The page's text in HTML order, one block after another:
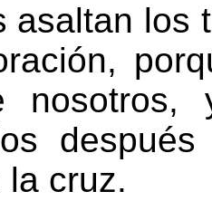
asaltan los
la cruz.